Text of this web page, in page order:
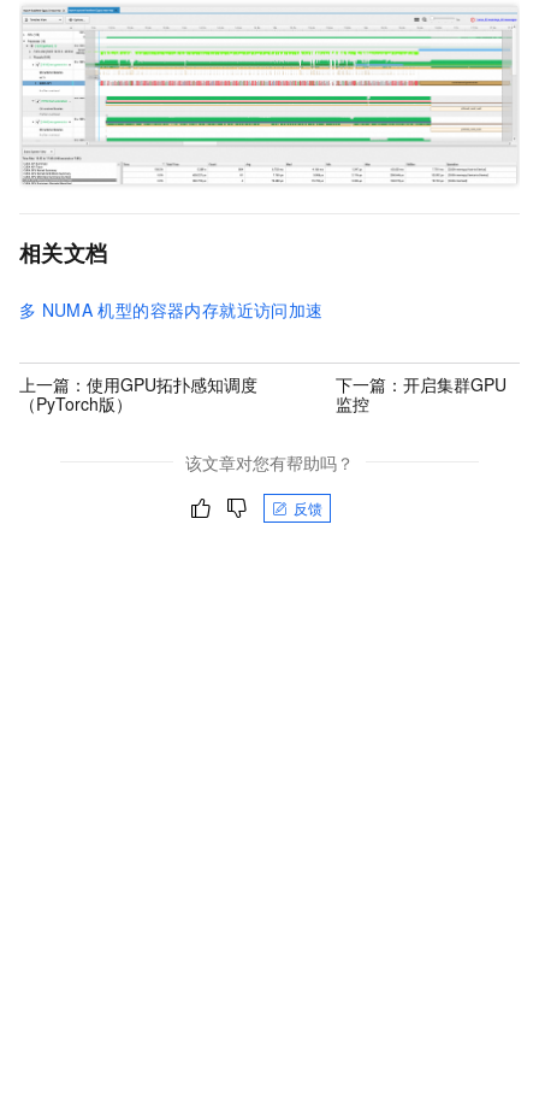
相关文档
多 NUMA 机型的容器内存就近访问加速
上一篇： 使用GPU拓扑感知调度
（PyTorch版）
下一篇： 开启集群GPU
监控
该文章对您有帮助吗？
反馈